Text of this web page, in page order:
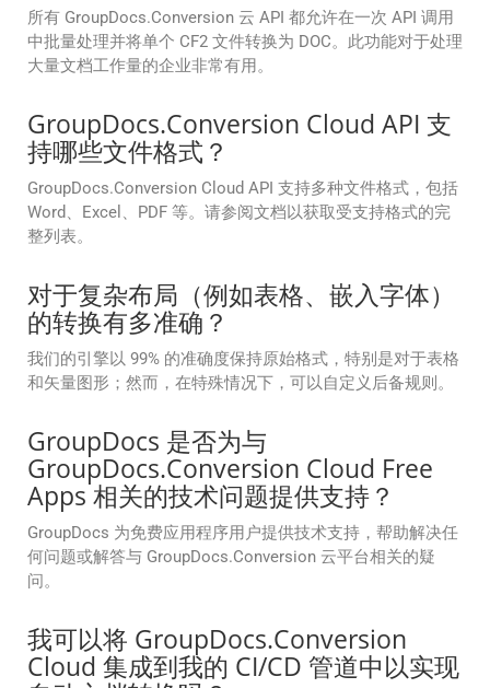
所有 GroupDocs.Conversion 云 API 都允许在一次 API 调用
中批量处理并将单个 CF2 文件转换为 DOC。此功能对于处理
大量文档工作量的企业非常有用。
GroupDocs.Conversion Cloud API 支
持哪些文件格式？
GroupDocs.Conversion Cloud API 支持多种文件格式，包括
Word、Excel、PDF 等。请参阅文档以获取受支持格式的完
整列表。
对于复杂布局（例如表格、嵌入字体）
的转换有多准确？
我们的引擎以 99% 的准确度保持原始格式，特别是对于表格
和矢量图形；然而，在特殊情况下，可以自定义后备规则。
GroupDocs 是否为与
GroupDocs.Conversion Cloud Free
Apps 相关的技术问题提供支持？
GroupDocs 为免费应用程序用户提供技术支持，帮助解决任
何问题或解答与 GroupDocs.Conversion 云平台相关的疑
问。
我可以将 GroupDocs.Conversion
Cloud 集成到我的 CI/CD 管道中以实现